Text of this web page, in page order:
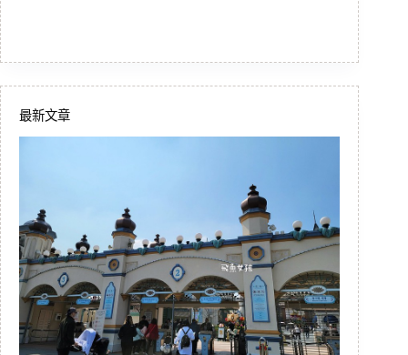
最新文章